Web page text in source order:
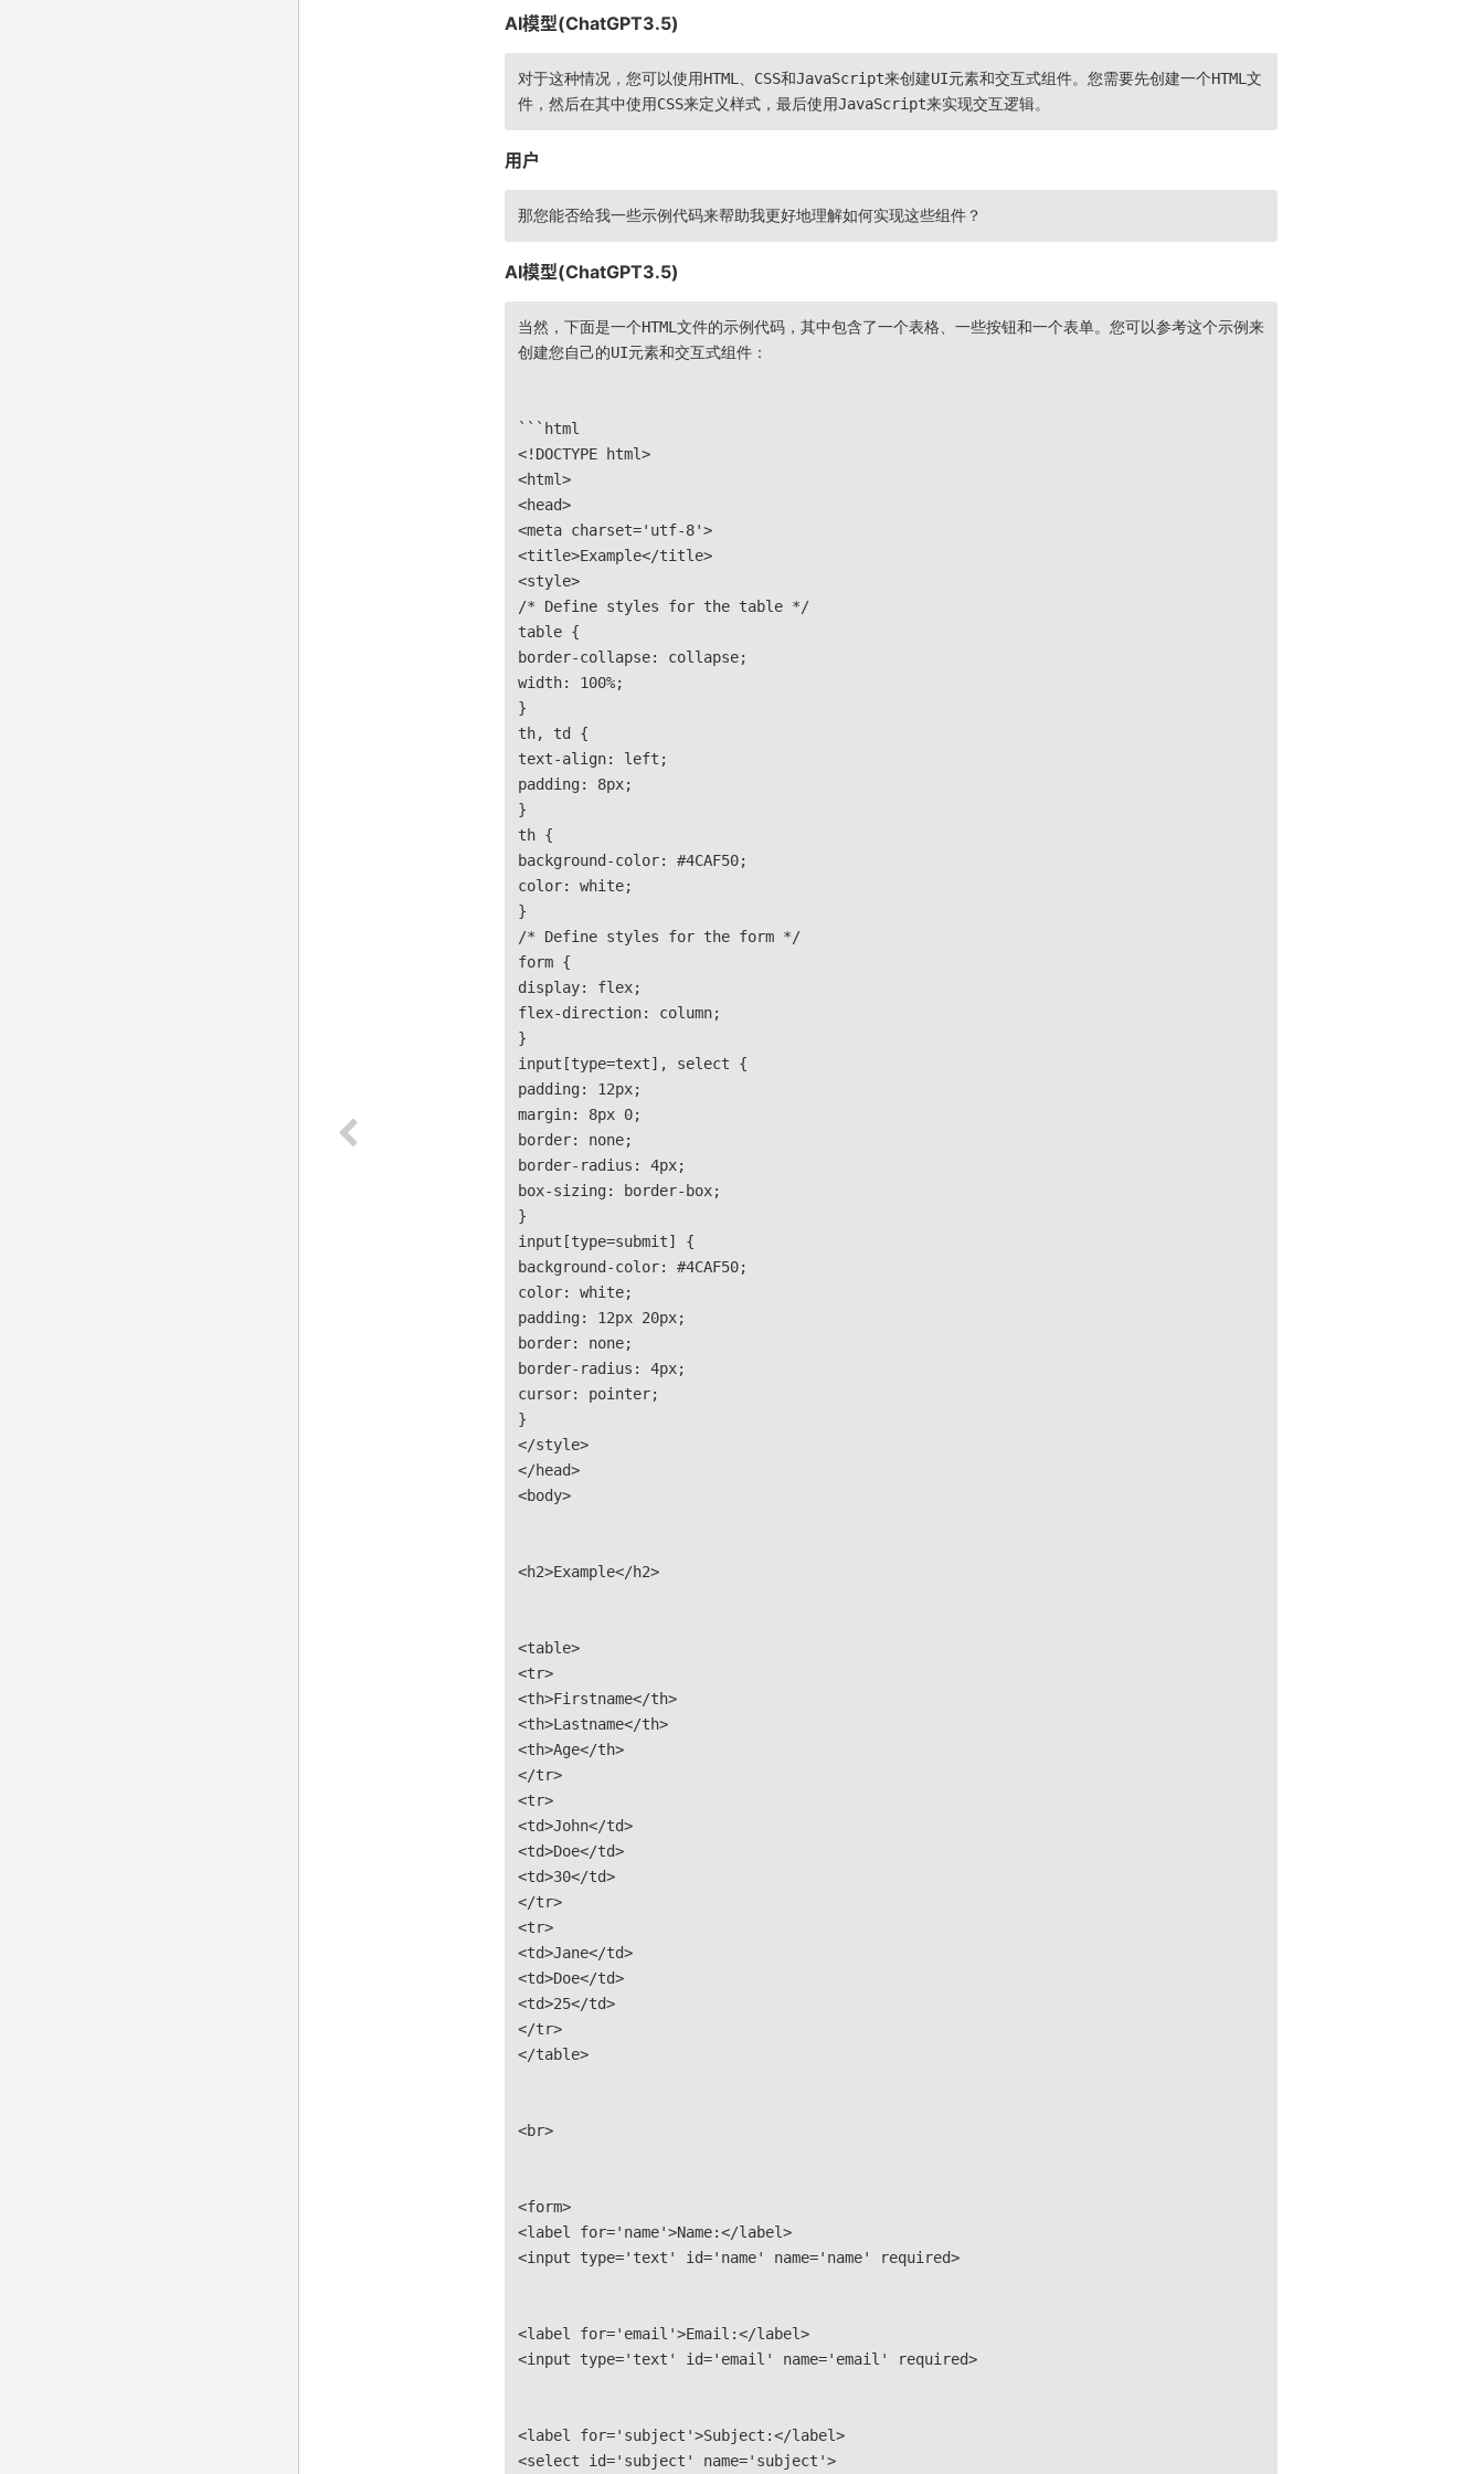
AI模型(ChatGPT3.5)
对于这种情况，您可以使用HTML、CSS和JavaScript来创建UI元素和交互式组件。您需要先创建一个HTML文
件，然后在其中使用CSS来定义样式，最后使用JavaScript来实现交互逻辑。
用户
那您能否给我一些示例代码来帮助我更好地理解如何实现这些组件？
AI模型(ChatGPT3.5)
当然，下面是一个HTML文件的示例代码，其中包含了一个表格、一些按钮和一个表单。您可以参考这个示例来
创建您自己的UI元素和交互式组件：
```html
<!DOCTYPE html>
<html>
<head>
<meta charset='utf-8'>
<title>Example</title>
<style>
/* Define styles for the table */
table {
border-collapse: collapse;
width: 100%;
}
th, td {
text-align: left;
padding: 8px;
}
th {
background-color: #4CAF50;
color: white;
}
/* Define styles for the form */
form {
display: flex;
flex-direction: column;
}
input[type=text], select {
padding: 12px;
margin: 8px 0;
border: none;
border-radius: 4px;
box-sizing: border-box;
}
input[type=submit] {
background-color: #4CAF50;
color: white;
padding: 12px 20px;
border: none;
border-radius: 4px;
cursor: pointer;
}
</style>
</head>
<body>
<h2>Example</h2>
<table>
<tr>
<th>Firstname</th>
<th>Lastname</th>
<th>Age</th>
</tr>
<tr>
<td>John</td>
<td>Doe</td>
<td>30</td>
</tr>
<tr>
<td>Jane</td>
<td>Doe</td>
<td>25</td>
</tr>
</table>
<br>
<form>
<label for='name'>Name:</label>
<input type='text' id='name' name='name' required>
<label for='email'>Email:</label>
<input type='text' id='email' name='email' required>
<label for='subject'>Subject:</label>
<select id='subject' name='subject'>